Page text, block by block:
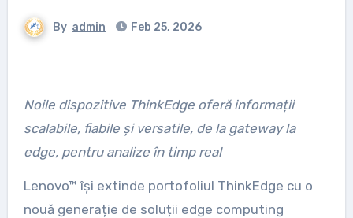
By admin Feb 25, 2026
Noile dispozitive ThinkEdge oferă informații
scalabile, fiabile și versatile, de la gateway la
edge, pentru analize în timp real
Lenovo™ își extinde portofoliul ThinkEdge cu o
nouă generație de soluții edge computing